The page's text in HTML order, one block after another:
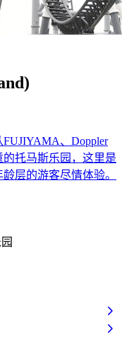
、Doppler
托马斯乐园，这里是
层的游客尽情体验。